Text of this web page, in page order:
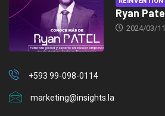
Ryan
2024/03/11
+593 99-098-0114
marketing@insights.la